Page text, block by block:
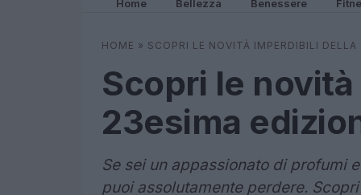
Home Bellezza Benessere
HOME » SCOPRI LE NOVITÀ IMPERDIBILI
Scopri le
23esima
Se sei un appassionato di profumi
puoi assolutamente perdere.